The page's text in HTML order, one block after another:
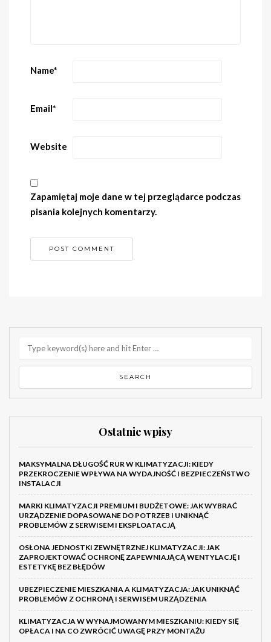
Name*
Email*
Website
Zapamiętaj moje dane w tej przeglądarce podczas
pisania kolejnych komentarzy.
Ostatnie wpisy
MAKSYMALNA DŁUGOŚĆ RUR W KLIMATYZACJI: KIEDY
PRZEKROCZENIE WPŁYWA NA WYDAJNOŚĆ I BEZPIECZEŃSTWO
INSTALACJI
MARKI KLIMATYZACJI PREMIUM I BUDŻETOWE: JAK WYBRAĆ
URZĄDZENIE DOPASOWANE DO POTRZEB I UNIKNĄĆ
PROBLEMÓW Z SERWISEM I EKSPLOATACJĄ
OSŁONA JEDNOSTKI ZEWNĘTRZNEJ KLIMATYZACJI: JAK
ZAPROJEKTOWAĆ OCHRONĘ ZAPEWNIAJĄCĄ WENTYLACJĘ I
ESTETYKĘ BEZ BŁĘDÓW
UBEZPIECZENIE MIESZKANIA A KLIMATYZACJA: JAK UNIKNĄĆ
PROBLEMÓW Z OCHRONĄ I SERWISEM URZĄDZENIA
KLIMATYZACJA W WYNAJMOWANYM MIESZKANIU: KIEDY SIĘ
OPŁACA I NA CO ZWRÓCIĆ UWAGĘ PRZY MONTAŻU